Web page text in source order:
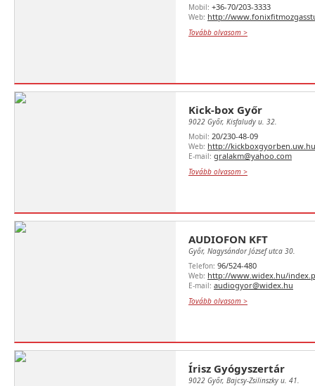
Mobil: +36-70/203-3333
Web: http://
Tovább olvasom >
Kick-box Győr
9022 Győr, Kisfaludy u. 32.
Mobil: 20/230-48-09
Web: http://
E-mail: gralakm@yahoo.com
Tovább olvasom >
AUDIOFON KFT
Győr, Nagysándor József utca 30.
Telefon: 96/524-480
Web: http://www.widex.hu/
E-mail: audiogyor@widex.hu
Tovább olvasom >
Írisz Gyógyszertár
9022 Győr, Bajcsy-Zsilinszky u. 41.